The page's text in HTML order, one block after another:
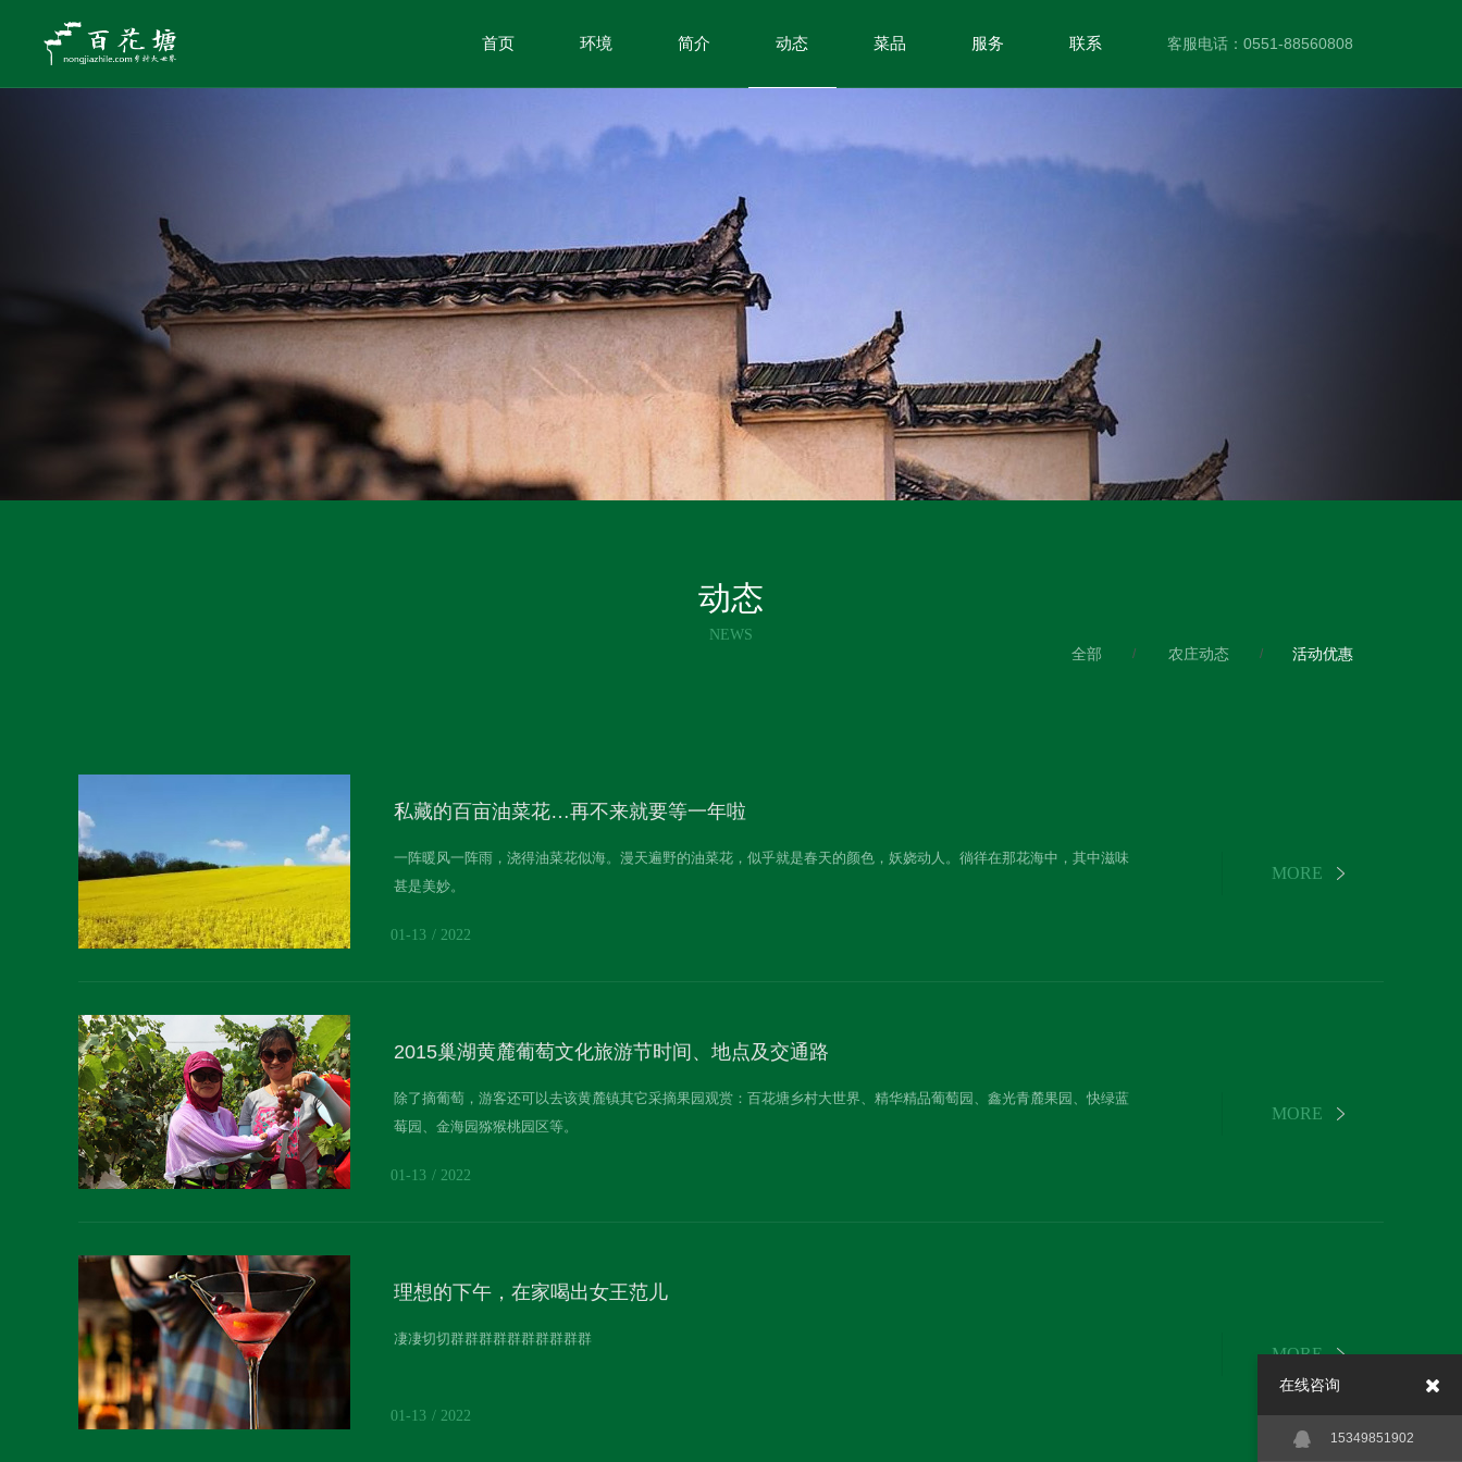
首页 环境 简介 动态 菜品 服务 联系 客服电话：0551-88560808
动态
NEWS
全部 农庄动态 活动优惠
2022
01-13
私藏的百亩油菜花…再不来就要等一年啦
一阵暖风一阵雨，浇得油菜花似海。漫天遍野的油菜花，似乎就是春天的颜色，妖娆动人。徜徉在那花海中，其中滋味
甚是美妙。
2022
01-13
2015巢湖黄麓葡萄文化旅游节时间、地点及交通路
除了摘葡萄，游客还可以去该黄麓镇其它采摘果园观赏：百花塘乡村大世界、精华精品葡萄园、鑫光青麓果园、快绿蓝
莓园、金海园猕猴桃园区等。
2022
01-13
理想的下午，在家喝出女王范儿
凄凄切切群群群群群群群群群群
在线咨询
15349851902